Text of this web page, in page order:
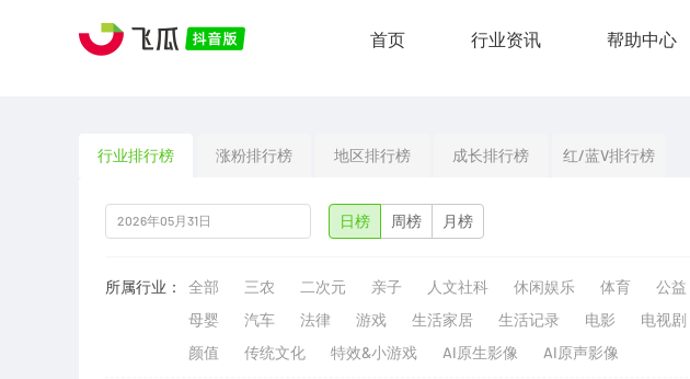
首页 行业资讯 帮助中心
行业排行榜 涨粉排行榜 地区排行榜 成长排行榜 红/蓝V排行榜
日榜 周榜 月榜
所属行业： 全部 三农 二次元 亲子 人文社科 休闲娱乐 体育 公益
母婴
汽车 法律 游戏 生活家居 生活记录 电影 电视剧
颜值
传统文化 特效&小游戏 AI原生影像 AI原声影像